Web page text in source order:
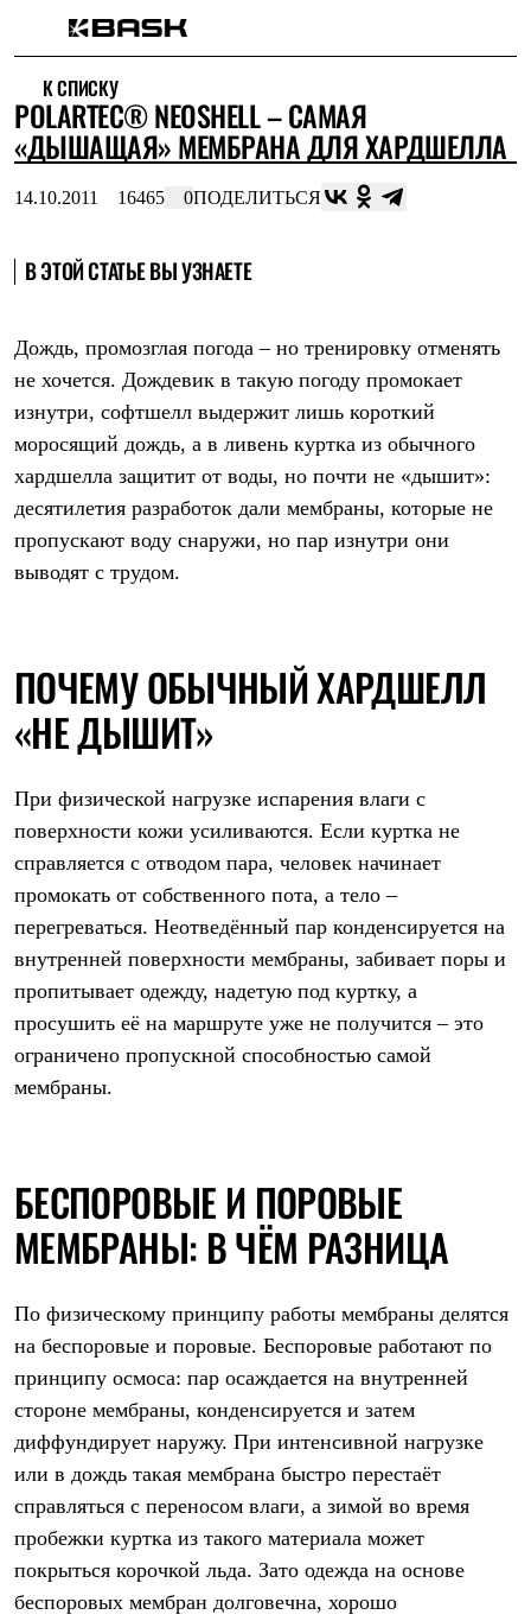
Интернет-магазин
Мужская одежда
Утепленная пухом
Куртки
Жилеты
Куртки
Куртки
Брюки
Софтшелл одежда
Куртки
Брюки
Флисовая одежда
Куртки
Жилеты
Термобелье
Среднее термобелье
Рубашки
Толстовки
Брюки
Шорты
Утепленная пухом
Куртки
Брюки
Жилеты
Утепленная синтетикой
Куртки
Брюки
Штормовая одежда
Куртки
Софтшелл одежда
Брюки
Лёгкая одежда
Рубашки
Футболки
Теплое термобелье
Среднее термобелье
Легкое термобелье
Флисовая одежда
Брюки
Детская одежда
Утепленная пухом
Комбинезоны
Брюки
Утепленная синтетикой
Куртки
Брюки
Лёгкая одежда
Футболки
Толстовки
Брюки
К СПИСКУ
POLARTEC® NEOSHELL – САМАЯ
«ДЫШАЩАЯ» МЕМБРАНА ДЛЯ ХАРДШЕЛЛА
14.10.2011 16465 0ПОДЕЛИТЬСЯ
Дождь, промозглая погода – но тренировку отменять
не хочется. Дождевик в такую погоду промокает
изнутри, софтшелл выдержит лишь короткий
моросящий дождь, а в ливень куртка из обычного
хардшелла защитит от воды, но почти не «дышит»:
десятилетия разработок дали мембраны, которые не
пропускают воду снаружи, но пар изнутри они
выводят с трудом.
ПОЧЕМУ ОБЫЧНЫЙ ХАРДШЕЛЛ
«НЕ ДЫШИТ»
При физической нагрузке испарения влаги с
поверхности кожи усиливаются. Если куртка не
справляется с отводом пара, человек начинает
промокать от собственного пота, а тело –
перегреваться. Неотведённый пар конденсируется на
внутренней поверхности мембраны, забивает поры и
пропитывает одежду, надетую под куртку, а
просушить её на маршруте уже не получится – это
ограничено пропускной способностью самой
мембраны.
БЕСПОРОВЫЕ И ПОРОВЫЕ
МЕМБРАНЫ: В ЧЁМ РАЗНИЦА
По физическому принципу работы мембраны делятся
на беспоровые и поровые. Беспоровые работают по
принципу осмоса: пар осаждается на внутренней
стороне мембраны, конденсируется и затем
диффундирует наружу. При интенсивной нагрузке
или в дождь такая мембрана быстро перестаёт
справляться с переносом влаги, а зимой во время
пробежки куртка из такого материала может
покрыться корочкой льда. Зато одежда на основе
беспоровых мембран долговечна, хорошо
В ЭТОЙ СТАТЬЕ ВЫ УЗНАЕТЕ